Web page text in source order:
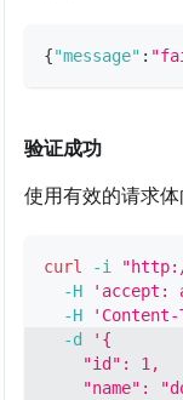
{"message" :
验证成功
使用有效的请求
curl -i
-H
'accept:
-H
-d
'{
    "id": 1,
"name":